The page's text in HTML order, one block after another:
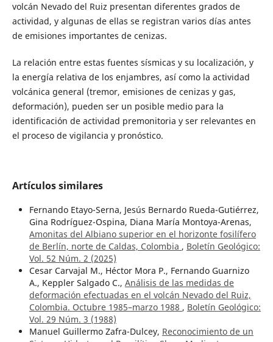
volcán Nevado del Ruiz presentan diferentes grados de
actividad, y algunas de ellas se registran varios días antes
de emisiones importantes de cenizas.
La relación entre estas fuentes sísmicas y su localización, y
la energía relativa de los enjambres, así como la actividad
volcánica general (tremor, emisiones de cenizas y gas,
deformación), pueden ser un posible medio para la
identificación de actividad premonitoria y ser relevantes en
el proceso de vigilancia y pronóstico.
Artículos similares
Fernando Etayo-Serna, Jesús Bernardo Rueda-Gutiérrez,
Gina Rodríguez-Ospina, Diana María Montoya-Arenas,
Amonitas del Albiano superior en el horizonte fosilífero
de Berlín, norte de Caldas, Colombia , Boletín Geológico:
Vol. 52 Núm. 2 (2025)
Cesar Carvajal M., Héctor Mora P., Fernando Guarnizo
A., Keppler Salgado C., Análisis de las medidas de
deformación efectuadas en el volcán Nevado del Ruiz,
Colombia. Octubre 1985–marzo 1988 , Boletín Geológico:
Vol. 29 Núm. 3 (1988)
Manuel Guillermo Zafra-Dulcey, Reconocimiento de un